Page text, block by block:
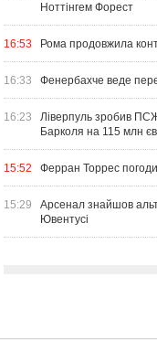
Ноттінгем Форест
16:53 Рома продовжила
16:33 Фенербахче веде
16:23
Ліверпуль зробив
Барколя на 115 млн
15:52 Ферран Торрес
15:29
Арсенал знайшов
Ювентусі